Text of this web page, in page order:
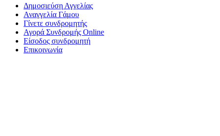
Δημοσιεύση Αγγελίας
Αναγγελία Γάμου
Γίνετε συνδρομητής
Αγορά Συνδρομής Online
Είσοδος συνδρομητή
Επικοινωνία